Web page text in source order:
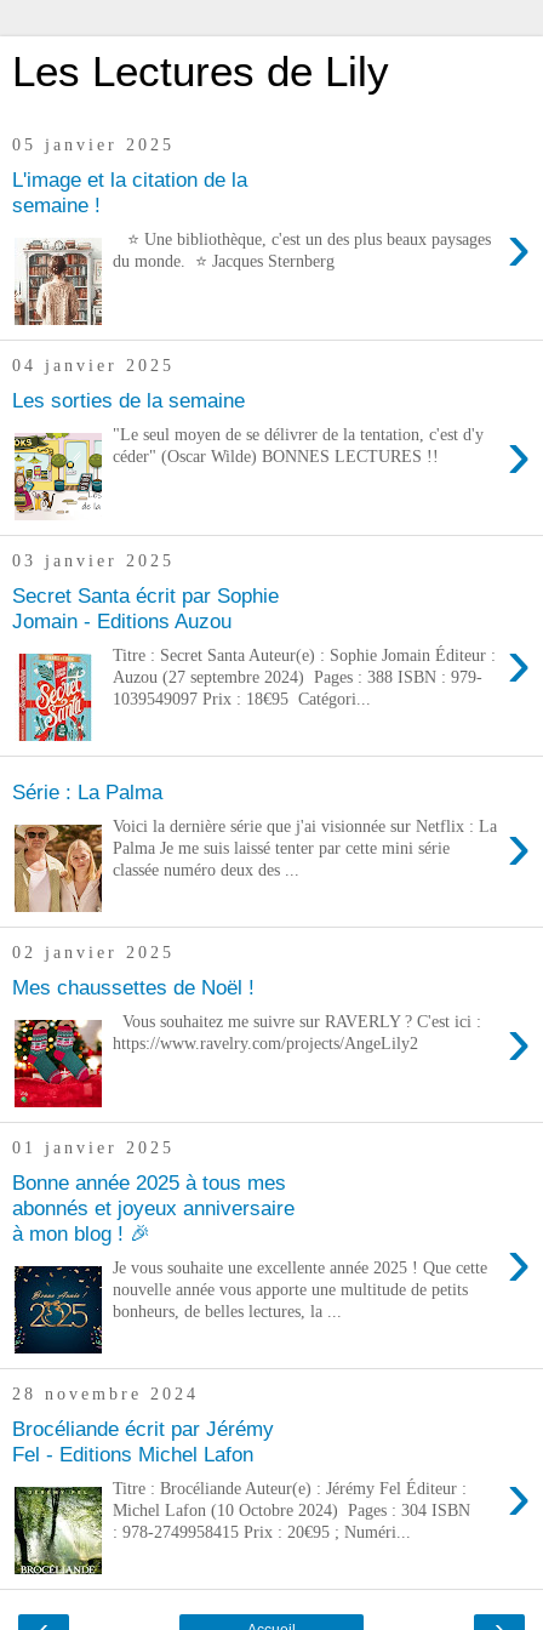
Les Lectures de Lily
05 janvier 2025
L'image et la citation de la
semaine !
›
⭐ Une bibliothèque, c'est un des plus beaux paysages
du monde. ⭐ Jacques Sternberg
04 janvier 2025
Les sorties de la semaine
›
"Le seul moyen de se délivrer de la tentation, c'est d'y
céder" (Oscar Wilde) BONNES LECTURES !!
03 janvier 2025
Secret Santa écrit par Sophie
Jomain - Editions Auzou
›
Titre : Secret Santa Auteur(e) : Sophie Jomain Éditeur :
Auzou (27 septembre 2024) Pages : 388 ISBN : 979-
1039549097 Prix : 18€95 Catégori...
Série : La Palma
›
Voici la dernière série que j'ai visionnée sur Netflix : La
Palma Je me suis laissé tenter par cette mini série
classée numéro deux des ...
02 janvier 2025
Mes chaussettes de Noël !
›
Vous souhaitez me suivre sur RAVERLY ? C'est ici :
https://www.ravelry.com/projects/AngeLily2
01 janvier 2025
Bonne année 2025 à tous mes
abonnés et joyeux anniversaire
à mon blog ! 🎉
›
Je vous souhaite une excellente année 2025 ! Que cette
nouvelle année vous apporte une multitude de petits
bonheurs, de belles lectures, la ...
28 novembre 2024
Brocéliande écrit par Jérémy
Fel - Editions Michel Lafon
›
Titre : Brocéliande Auteur(e) : Jérémy Fel Éditeur :
Michel Lafon (10 Octobre 2024) Pages : 304 ISBN
: 978-2749958415 Prix : 20€95 ; Numéri...